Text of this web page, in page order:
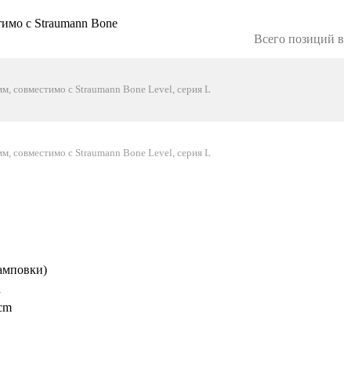
с Straumann Bone
Всего позиций
совместимо с Straumann Bone Level, серия L
совместимо с Straumann Bone Level, серия L